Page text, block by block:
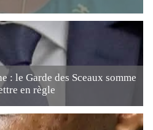
: le Garde des Sceaux somme
en règle